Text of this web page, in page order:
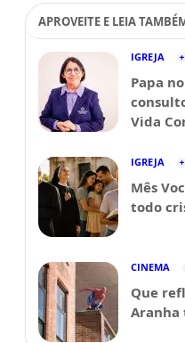
APROVEITE E LEIA
IGREJA
Papa
Vida
IGREJA
Mês
todo
CINEMA
Que
Aranha